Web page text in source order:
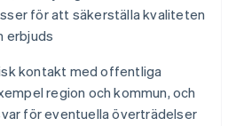
för att säkerställa kvaliteten
erbjuds
kontakt med offentliga
region och kommun, och
för eventuella överträdelser